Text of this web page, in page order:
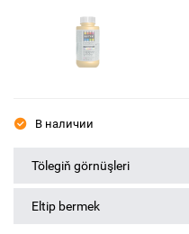
В наличии
Tölegiň görnüşleri
Eltip bermek